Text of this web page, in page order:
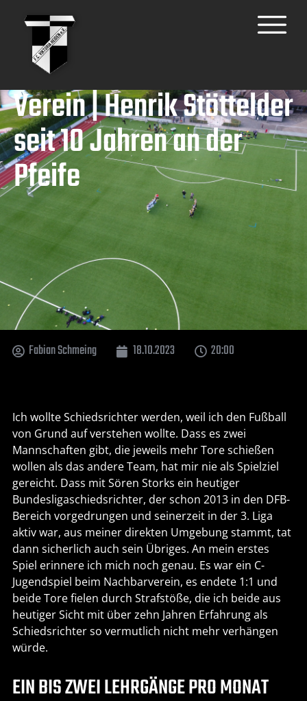
Verein | Henrik Stöttelder
seit 10 Jahren an der
Pfeife
Fabian Schmeing 18.10.2023 20:00
Ich wollte Schiedsrichter werden, weil ich den Fußball
von Grund auf verstehen wollte. Dass es zwei
Mannschaften gibt, die jeweils mehr Tore schießen
wollen als das andere Team, hat mir nie als Spielziel
gereicht. Dass mit Sören Storks ein heutiger
Bundesligaschiedsrichter, der schon 2013 in den DFB-
Bereich vorgedrungen und seinerzeit in der 3. Liga
aktiv war, aus meiner direkten Umgebung stammt, tat
dann sicherlich auch sein Übriges. An mein erstes
Spiel erinnere ich mich noch genau. Es war ein C-
Jugendspiel beim Nachbarverein, es endete 1:1 und
beide Tore fielen durch Strafstöße, die ich beide aus
heutiger Sicht mit über zehn Jahren Erfahrung als
Schiedsrichter so vermutlich nicht mehr verhängen
würde.
EIN BIS ZWEI LEHRGÄNGE PRO MONAT